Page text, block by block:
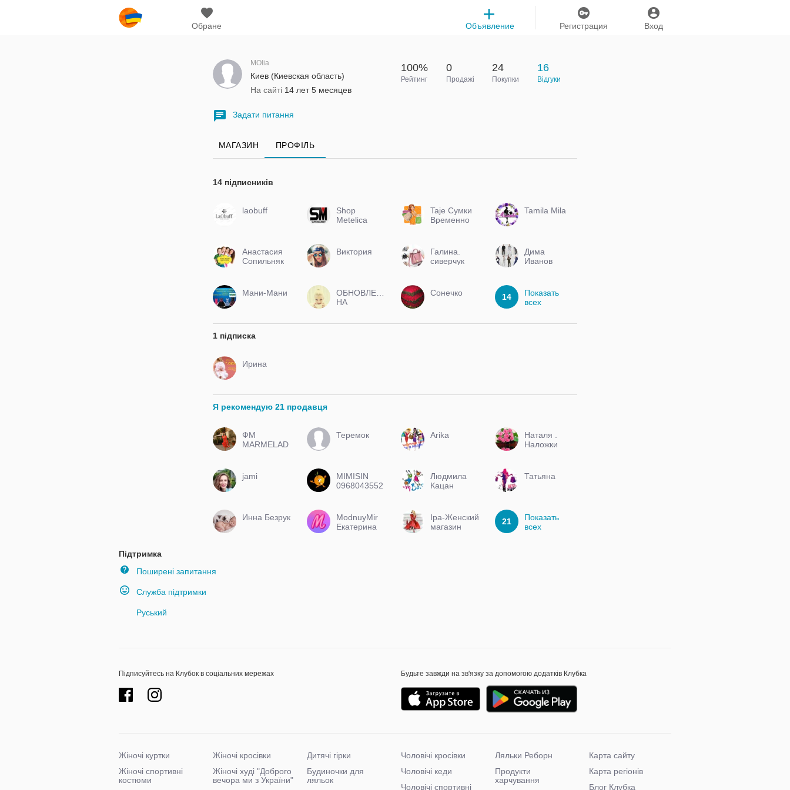
Обране Вход
Регистрация
Объявление
MOlia
Киев (Киевская область)
На сайті 14 лет 5 месяцев
100%
Рейтинг
0
Продажі
24
Покупки
16
Відгуки
Задати питання
МАГАЗИН ПРОФІЛЬ
14 підписників
laobuff
Shop
Metelica
Taje Сумки
Временно
Tamila Mila
Анастасия
Сопильняк
Виктория
Галина.
сиверчук
Дима
Иванов
Мани-Мани
ОБНОВЛЕНИЯ
НА
Сонечко 14
Показать
всех
1 підписка
Ирина
Я рекомендую 21 продавця
ФМ
MARMELAD
Теремок Arika
Наталя .
Наложки
jami
MIMISIN
0968043552
Людмила
Кацан
Татьяна
Инна Безрук
МodnuyМir
Екатерина
Іра-Женский
магазин
21
Показать
всех
Підтримка
Поширені запитання
Служба підтримки
Руський
Підписуйтесь на Клубок в соціальних мережах Будьте завжди на зв'язку за допомогою додатків Клубка
Жіночі куртки
Жіночі спортивні
костюми
Жіночі кросівки
Жіночі худі "Доброго
вечора ми з України"
Дитячі гірки
Будиночки для
ляльок
Чоловічі кросівки
Чоловічі кеди
Чоловічі спортивні
Ляльки Реборн
Продукти
харчування
Карта сайту
Карта регіонів
Блог Клубка